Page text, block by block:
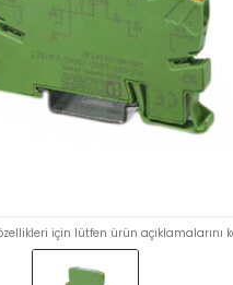
için lütfen ürün açıklamalarını